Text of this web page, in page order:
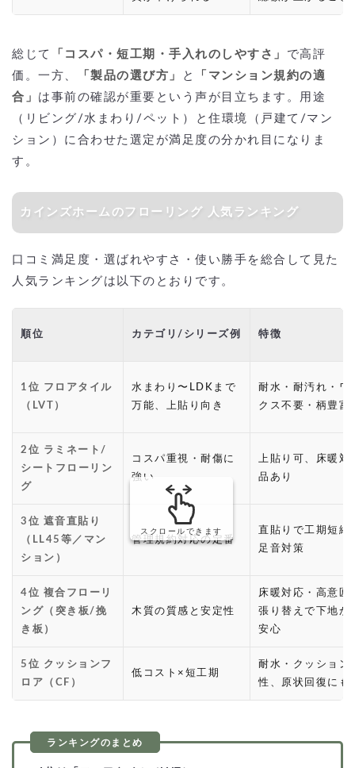
総じて 「コスパ・短工期・手入れのしやすさ」 で高評
価。一方、
「製品の選び方」 と
「マンション規約の適
合」 は事前の確認が重要という声が目立ちます。用途
（リビング/水まわり/ペット）と住環境（戸建て/マン
ション）に合わせた選定が満足度の分かれ目になりま
す。
カインズホームのフローリング 人気ランキング
口コミ満足度・選ばれやすさ・使い勝手を総合して見た
人気ランキングは以下のとおりです。
順位 カテゴリ/シリーズ例 特徴
1位 フロアタイル
（LVT）
水まわり〜LDKまで
万能、上貼り向き
耐水・耐汚れ・ワ
クス不要・柄豊富
2位 ラミネート/
シートフローリン
グ
コスパ重視・耐傷に
強い
上貼り可、床暖対
品あり
3位 遮音直貼り
（LL45等／マン
ション）
管理規約対応の定番
直貼りで工期短縮
足音対策
4位 複合フローリ
ング（突き板/挽
き板）
木質の質感と安定性
床暖対応・高意匠
張り替えで下地か
安心
5位 クッションフ
ロア（CF）
低コスト×短工期
耐水・クッション
性、原状回復にも
スクロールできます